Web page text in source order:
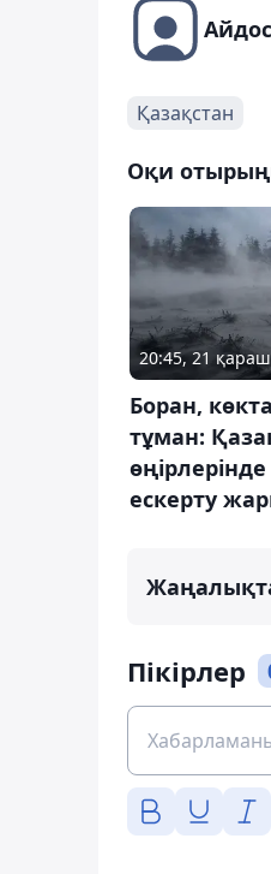
Қазақстан
Оқи
20:45, 21
Боран,
тұман:
ескерту
Пікірлер